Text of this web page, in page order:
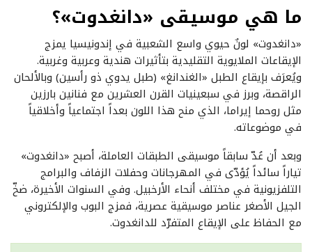
ما هي موسيقى «دانغدوت»؟
«دانغدوت» لونٌ حيوي واسع الشعبية في إندونيسيا يمزج
الإيقاعات الملايوية التقليدية بتأثيرات هندية وعربية وغربية.
ويُعرَف بإيقاع الطبل «الغندانغ» (طبل يدوي ذو رأسين) وبالألحان
الراقصة، وبرز في سبعينيات القرن العشرين مع فنانين بارزين
مثل روحما إيراما، الذي منح هذا اللون بعداً اجتماعياً وأخلاقياً
في موضوعاته.
وبعد أن عُدّ سابقاً موسيقى الطبقات العاملة، أصبح «دانغدوت»
تياراً سائداً يُؤدّى في المهرجانات وحفلات الزفاف والبرامج
التلفزيونية في مختلف أنحاء الأرخبيل. وفي السنوات الأخيرة، ضخّ
الجيل الأصغر عناصر موسيقية عصرية، فمزج البوب والإلكتروني
مع الحفاظ على الإيقاع المتفرّد للدانغدوت.